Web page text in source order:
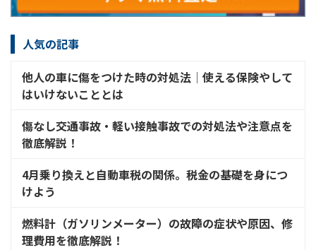
人気の記事
他人の車に傷をつけた時の対処法│使える保険やして
はいけないこととは
傷なし交通事故・軽い接触事故での対処法や注意点を
徹底解説！
4月乗り換えと自動車税の関係。税金の基礎を身につ
けよう
燃料計（ガソリンメーター）の故障の症状や原因、修
理費用を徹底解説！